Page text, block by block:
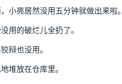
小亮居然没用五分钟就做出来啦。
用的破烂儿全扔了。
辩也没用。
堆放在仓库里。